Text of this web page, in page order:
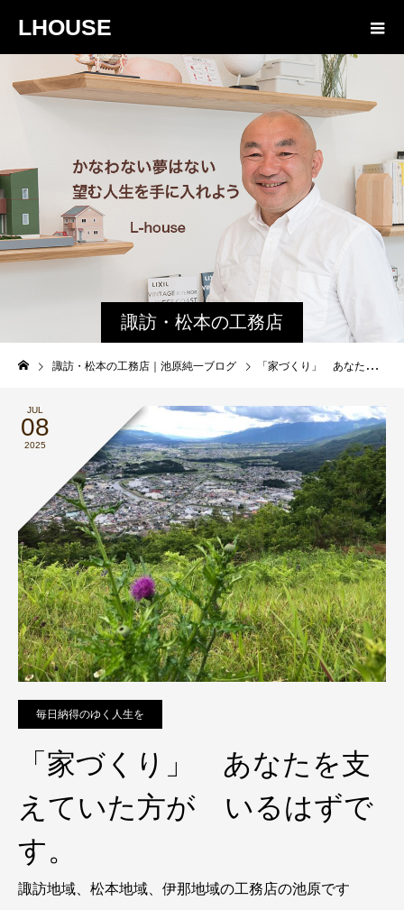
LHOUSE
諏訪・松本の工務店
の社長ブログ｜家族
物語８４３
諏訪・松本の工務店｜池原純一ブログ 「家づくり」 あなたを支えていた方が いるはずです。
JUL
08
2025
毎日納得のゆく人生を
「家づくり」 あなたを支
えていた方が いるはずで
す。
諏訪地域、松本地域、伊那地域の工務店の池原です